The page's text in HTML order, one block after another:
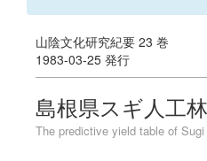
山陰文化研究紀要 23 巻
1983-03-25 発行
島根県スギ人工
The predictive yield table of